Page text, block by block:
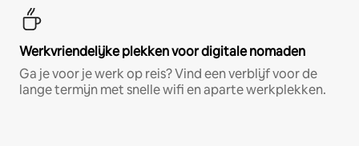
Werkvriendelijke plekken voor digitale nomaden
Ga je voor je werk op reis? Vind een verblijf voor de
lange termijn met snelle wifi en aparte werkplekken.